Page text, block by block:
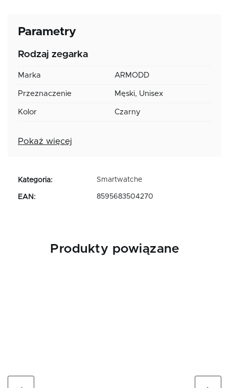
Parametry
Rodzaj zegarka
Marka ARMODD
Przeznaczenie Męski, Unisex
Kolor Czarny
Pokaż więcej
Kategoria: Smartwatche
EAN : 8595683504270
Produkty powiązane